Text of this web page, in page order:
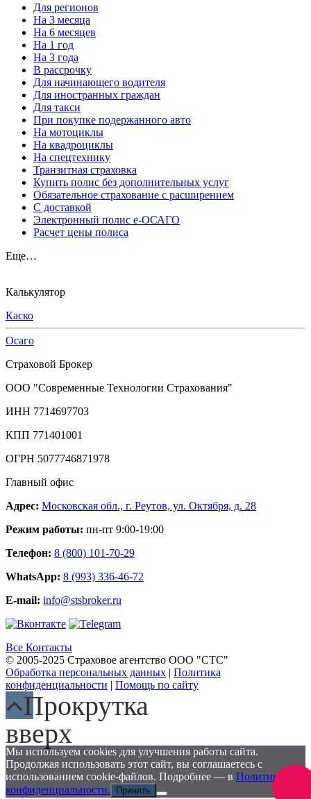
Для регионов
На 3 месяца
На 6 месяцев
На 1 год
На 3 года
В рассрочку
Для начинающего водителя
Для иностранных граждан
Для такси
При покупке подержанного авто
На мотоциклы
На квадроциклы
На спецтехнику
Транзитная страховка
Купить полис без дополнительных услуг
Обязательное страхование с расширением
С доставкой
Электронный полис е-ОСАГО
Расчет цены полиса
Еще…
Калькулятор
Каско
Осаго
Страховой Брокер
ООО "Современные Технологии Страхования"
ИНН 7714697703
КПП 771401001
ОГРН 5077746871978
Главный офис
Адрес: Московская обл., г. Реутов, ул. Октября, д. 28
Режим работы: пн-пт 9:00-19:00
Телефон: 8 (800) 101-70-29
WhatsApp: 8 (993) 336-46-72
E-mail: info@stsbroker.ru
Все Контакты
© 2005-2025 Страховое агентство ООО "СТС"
Обработка персональных данных
Политика
конфиденциальности
Помощь по сайту
Прокрутка
вверх
Мы используем cookies для улучшения работы сайта.
Продолжая использовать этот сайт, вы соглашаетесь с
использованием cookie-файлов. Подробнее — в Политике
конфиденциальности.
Принять